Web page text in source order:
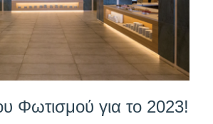
Φωτισμού για το 2023!